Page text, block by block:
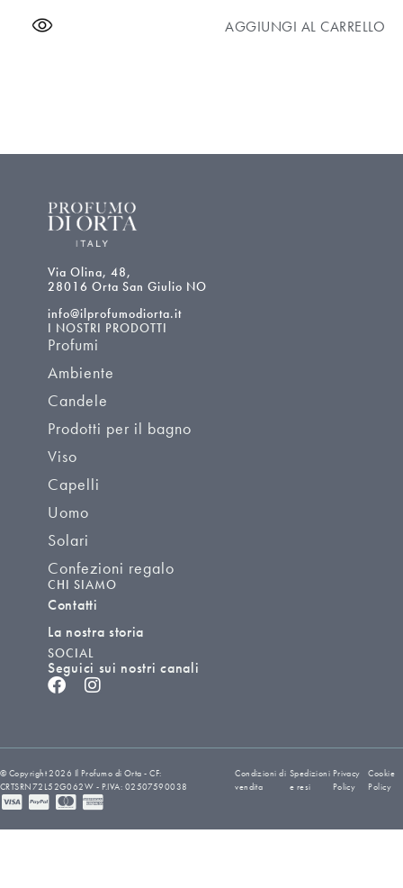
AGGIUNGI AL CARRELLO
Via Olina, 48,
28016 Orta San Giulio NO
info@ilprofumodiorta.it
I NOSTRI PRODOTTI
Profumi
Ambiente
Candele
Prodotti per il bagno
Viso
Capelli
Uomo
Solari
Confezioni regalo
CHI SIAMO
Contatti
La nostra storia
SOCIAL
Seguici sui nostri canali
© Copyright 2026 Il Profumo di Orta - CF:
CRTSRN72L52G062W - P.IVA: 02507590038
Condizioni di
vendita
Spedizioni
e resi
Privacy
Policy
Cookie
Policy